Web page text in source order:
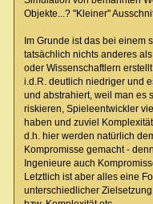
Objekte...? "Kleiner"
Im Grunde ist das bei einem
tatsächlich nichts anderes
oder Wissenschaftlern
i.d.R. deutlich niedriger und
und abstrahiert, weil man es
riskieren, Spieleentwickler
haben und zuviel
d.h. hier werden natürlich
Kompromisse gemacht -
Ingenieure auch
Letztlich ist aber alles eine
unterschiedlicher